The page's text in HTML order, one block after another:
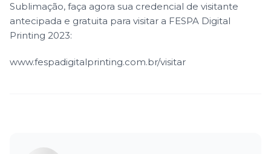
Sublimação, faça agora sua credencial de visitante
antecipada e gratuita para visitar a FESPA Digital
Printing 2023:
www.fespadigitalprinting.com.br/visitar